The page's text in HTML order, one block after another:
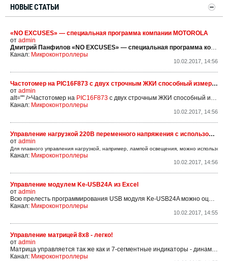
НОВЫЕ СТАТЬИ
«NO EXCUSES» — специальная программа компании MOTOROLA
от admin
Дмитрий Панфилов «NO EXCUSES» — специальная программа компании MOTOROLA
Канал: Микроконтроллеры
10.02.2017, 14:56
Частотомер на PIC16F873 с двух строчным ЖКИ способный измерять частоты
от admin
alt="" />Частотомер на PIC16F873 с двух строчным ЖКИ способный измерять частоты от 10Гц до 45МГц. Чувствительность по входу около 50мВ, входное сопротивление 250 Ком, входная ёмкость 15пФ. Питание девятивольтная батарея 6F22.В память можно вносить значения, которые будут, прибавлены к входной частоте...
Канал: Микроконтроллеры
10.02.2017, 14:56
Управление нагрузкой 220В переменного напряжения с использованием симисторов
от admin
Для плавного управления нагрузкой, например, лампой освещения, можно
Канал: Микроконтроллеры
10.02.2017, 14:56
Управление модулем Ke-USB24A из Excel
от admin
Всю прелесть программирования USB модуля Ke-USB24A можно оценить когда встает вопрос о необходимости написания программы на каком-либо не очень широко распространенном языке или для какой-либо среды, которая, казалось бы не предусматривает возможность работы с USB устройствами....
Канал: Микроконтроллеры
10.02.2017, 14:55
Управление матрицей 8х8 - легко!
от admin
Матрица управляется так же как и 7-сегментные индикаторы - динамически. Мега16 портом А управляет одной координатой (выбирает сторку для вывода инфы), порт С - выводит ту самую информацию. Информация берётся из массива.
Канал: Микроконтроллеры